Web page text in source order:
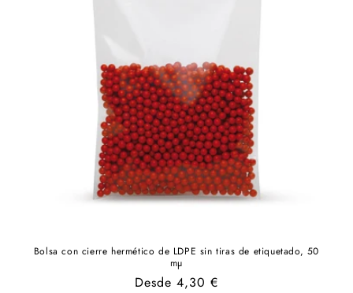
Bolsa con cierre hermético de LDPE sin tiras de etiquetado, 50
mµ
Precio
Desde 4,30 €